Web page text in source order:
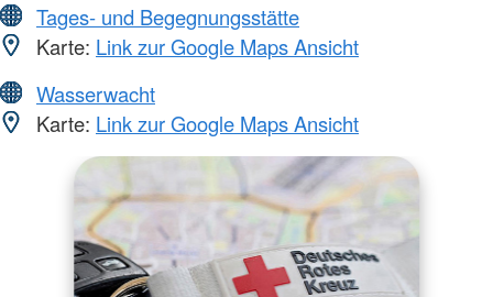
Tages- und Begegnungsstätte
Karte: Link zur Google Maps Ansicht
Wasserwacht
Karte: Link zur Google Maps Ansicht